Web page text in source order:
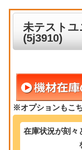
未テストユ
(5j3910)
※オプションもこ
在庫状況が刻々